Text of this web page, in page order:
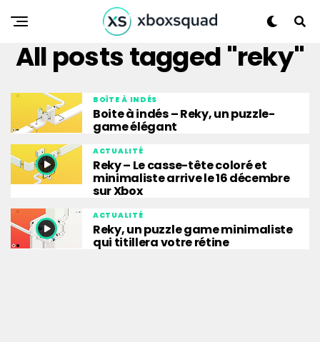
All posts tagged "reky"
BOÎTE À INDÉS
Boite à indés – Reky, un puzzle-
game élégant
ACTUALITÉ
Reky – Le casse-tête coloré et
minimaliste arrive le 16 décembre
sur Xbox
ACTUALITÉ
Reky, un puzzle game minimaliste
qui titillera votre rétine